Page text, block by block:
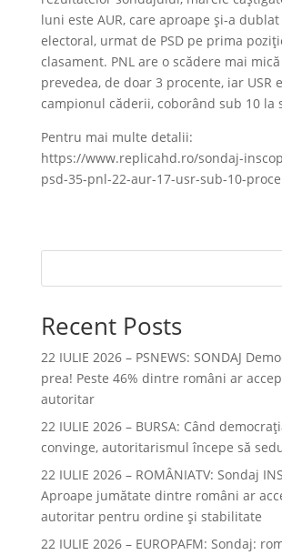
luni este AUR, care aproape și-a
electoral, urmat de PSD pe prima
clasament. PNL are o scădere mai
prevedea, de doar 3 procente, iar USR
campionul căderii, coborând sub 10 la
Pentru mai multe detalii:
https://www.replicahd.ro/sondaj-
psd-35-pnl-22-aur-17-usr-sub-10-
Recent Posts
22 IULIE 2026 – PSNEWS: SONDAJ
prea! Peste 46% dintre români ar
autoritar
22 IULIE 2026 – BURSA: Când
convinge, autoritarismul începe să
22 IULIE 2026 – ROMÂNIATV: Sondaj
Aproape jumătate dintre români ar
autoritar pentru ordine și stabilitate
22 IULIE 2026 – EUROPAFM: Sondaj: